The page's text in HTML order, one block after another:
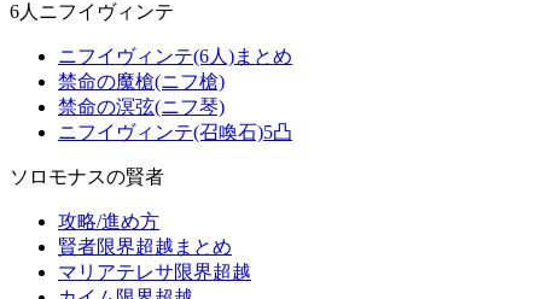
6人ニフイヴィンテ
ニフイヴィンテ(6人)まとめ
禁命の魔槍(ニフ槍)
禁命の溟弦(ニフ琴)
ニフイヴィンテ(召喚石)5凸
ソロモナスの賢者
攻略/進め方
賢者限界超越まとめ
マリアテレサ限界超越